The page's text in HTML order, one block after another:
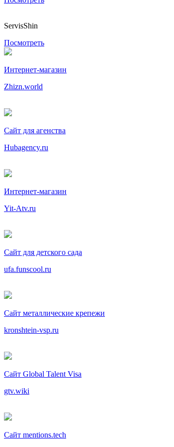
ServisShin
Посмотреть
Интернет-магазин
Zhizn.world
Сайт для агенства
Hubagency.ru
Интернет-магазин
Yit-Atv.ru
Сайт для детского сада
ufa.funscool.ru
Сайт металлические крепежи
kronshtein-vsp.ru
Сайт Global Talent Visa
gtv.wiki
Сайт mentions.tech